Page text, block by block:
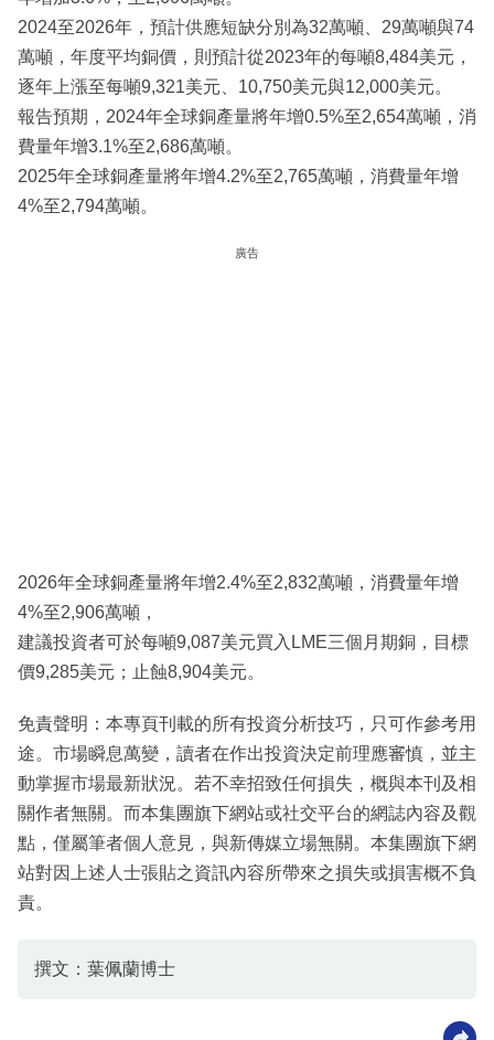
2024至2026年，預計供應短缺分別為32萬噸、29萬噸與74
萬噸，年度平均銅價，則預計從2023年的每噸8,484美元，
逐年上漲至每噸9,321美元、10,750美元與12,000美元。
報告預期，2024年全球銅產量將年增0.5%至2,654萬噸，消
費量年增3.1%至2,686萬噸。
2025年全球銅產量將年增4.2%至2,765萬噸，消費量年增
4%至2,794萬噸。
廣告
2026年全球銅產量將年增2.4%至2,832萬噸，消費量年增
4%至2,906萬噸，
建議投資者可於每噸9,087美元買入LME三個月期銅，目標
價9,285美元；止蝕8,904美元。
免責聲明：本專頁刊載的所有投資分析技巧，只可作參考用
途。市場瞬息萬變，讀者在作出投資決定前理應審慎，並主
動掌握市場最新狀況。若不幸招致任何損失，概與本刊及相
關作者無關。而本集團旗下網站或社交平台的網誌內容及觀
點，僅屬筆者個人意見，與新傳媒立場無關。本集團旗下網
站對因上述人士張貼之資訊內容所帶來之損失或損害概不負
責。
撰文：葉佩蘭博士